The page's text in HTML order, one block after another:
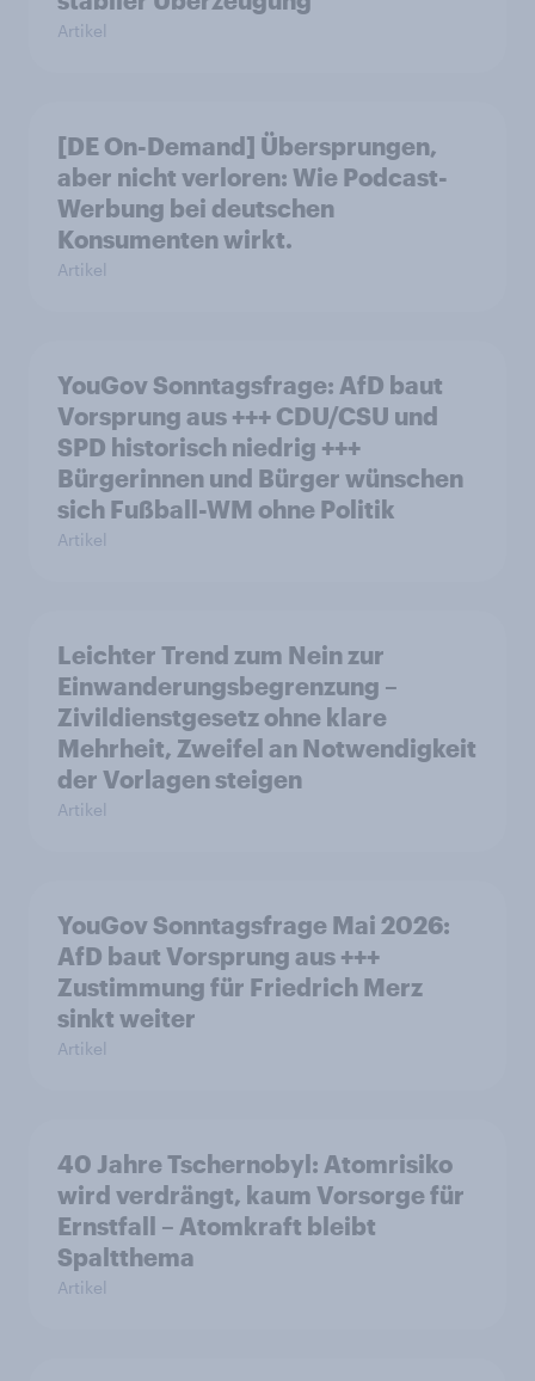
Artikel
[DE On-Demand] Übersprungen,
aber nicht verloren: Wie Podcast-
Werbung bei deutschen
Konsumenten wirkt.
Artikel
YouGov Sonntagsfrage: AfD baut
Vorsprung aus +++ CDU/CSU und
SPD historisch niedrig +++
Bürgerinnen und Bürger wünschen
sich Fußball-WM ohne Politik
Artikel
Leichter Trend zum Nein zur
Einwanderungsbegrenzung –
Zivildienstgesetz ohne klare
Mehrheit, Zweifel an Notwendigkeit
der Vorlagen steigen
Artikel
YouGov Sonntagsfrage Mai 2026:
AfD baut Vorsprung aus +++
Zustimmung für Friedrich Merz
sinkt weiter
Artikel
40 Jahre Tschernobyl: Atomrisiko
wird verdrängt, kaum Vorsorge für
Ernstfall – Atomkraft bleibt
Spaltthema
Artikel